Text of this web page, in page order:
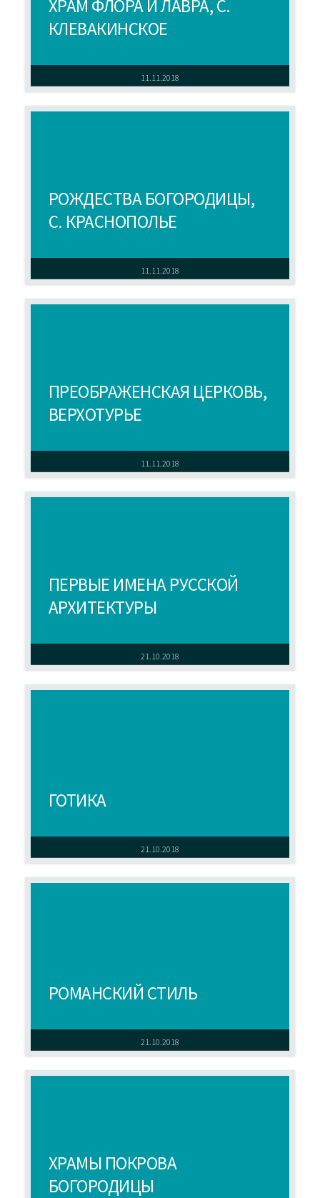
11.11.2018
ХРАМ ФЛОРА И ЛАВРА, С.
КЛЕВАКИНСКОЕ
11.11.2018
РОЖДЕСТВА БОГОРОДИЦЫ,
С. КРАСНОПОЛЬЕ
11.11.2018
ПРЕОБРАЖЕНСКАЯ ЦЕРКОВЬ,
ВЕРХОТУРЬЕ
21.10.2018
ПЕРВЫЕ ИМЕНА РУССКОЙ
АРХИТЕКТУРЫ
21.10.2018
ГОТИКА
21.10.2018
РОМАНСКИЙ СТИЛЬ
ХРАМЫ ПОКРОВА
БОГОРОДИЦЫ